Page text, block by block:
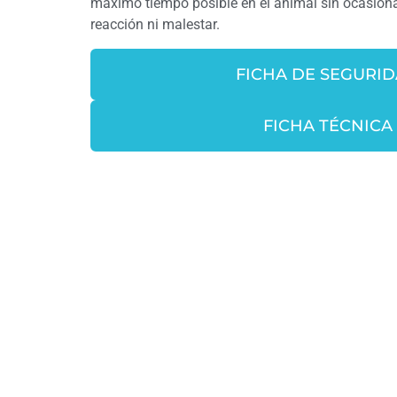
máximo tiempo posible en el animal sin
reacción ni malestar.
FICHA DE
FICHA TÉCNICA